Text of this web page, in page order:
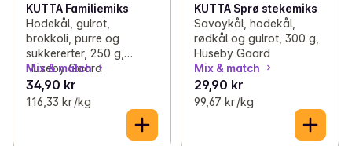
KUTTA Familiemiks
Hodekål, gulrot,
brokkoli, purre og
sukkererter, 250 g,
Huseby Gaard
Mix & match
34,90 kr
116,33 kr /kg
KUTTA Sprø stekemiks
Savoykål, hodekål,
rødkål og gulrot, 300 g,
Huseby Gaard
Mix & match
29,90 kr
99,67 kr /kg